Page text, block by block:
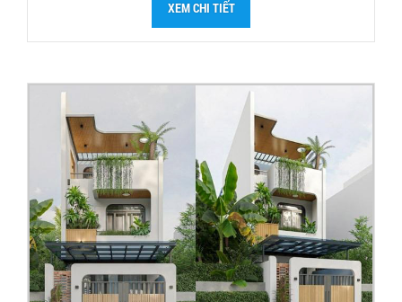
XEM CHI TIẾT